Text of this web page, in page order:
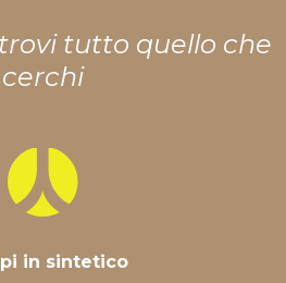
trovi tutto quello che
cerchi
in sintetico